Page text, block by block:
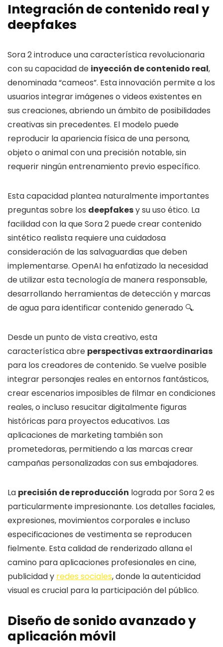
Integración de contenido real y
deepfakes
Sora 2 introduce una característica revolucionaria
con su capacidad de inyección de contenido real,
denominada “cameos”. Esta innovación permite a los
usuarios integrar imágenes o videos existentes en
sus creaciones, abriendo un ámbito de posibilidades
creativas sin precedentes. El modelo puede
reproducir la apariencia física de una persona,
objeto o animal con una precisión notable, sin
requerir ningún entrenamiento previo específico.
Esta capacidad plantea naturalmente importantes
preguntas sobre los deepfakesy su uso ético. La
facilidad con la que Sora 2 puede crear contenido
sintético realista requiere una cuidadosa
consideración de las salvaguardias que deben
implementarse. OpenAI ha enfatizado la necesidad
de utilizar esta tecnología de manera responsable,
desarrollando herramientas de detección y marcas
de agua para identificar contenido generado 🔍.
Desde un punto de vista creativo, esta
característica abre perspectivas extraordinarias
para los creadores de contenido. Se vuelve posible
integrar personajes reales en entornos fantásticos,
crear escenarios imposibles de filmar en condiciones
reales, o incluso resucitar digitalmente figuras
históricas para proyectos educativos. Las
aplicaciones de marketing también son
prometedoras, permitiendo a las marcas crear
campañas personalizadas con sus embajadores.
La precisión de reproducción lograda por Sora 2 es
particularmente impresionante. Los detalles faciales,
expresiones, movimientos corporales e incluso
especificaciones de vestimenta se reproducen
fielmente. Esta calidad de renderizado allana el
camino para aplicaciones profesionales en cine,
publicidad y redes sociales, donde la autenticidad
visual es crucial para la participación del público.
Diseño de sonido avanzado y
aplicación móvil